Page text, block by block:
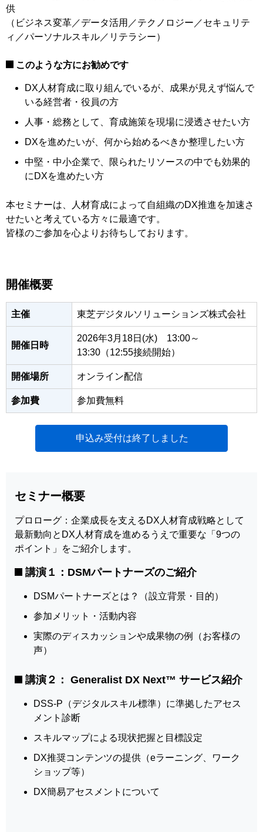
供
（ビジネス変革／データ活用／テクノロジー／セキュリテ
ィ／パーソナルスキル／リテラシー）
このような方にお勧めです
DX人材育成に取り組んでいるが、成果が見えず悩んで
いる経営者・役員の方
人事・総務として、育成施策を現場に浸透させたい方
DXを進めたいが、何から始めるべきか整理したい方
中堅・中小企業で、限られたリソースの中でも効果的
にDXを進めたい方
本セミナーは、人材育成によって自組織のDX推進を加速さ
せたいと考えている方々に最適です。
皆様のご参加を心よりお待ちしております。
開催概要
主催 東芝デジタルソリューションズ株式会社
開催日時
2026年3月18日(水) 13:00～
13:30（12:55接続開始）
開催場所 オンライン配信
参加費 参加費無料
申込み受付は終了しました
セミナー概要
プロローグ：企業成長を支えるDX人材育成戦略として
最新動向とDX人材育成を進めるうえで重要な「9つの
ポイント」をご紹介します。
講演１：DSMパートナーズのご紹介
DSMパートナーズとは？（設立背景・目的）
参加メリット・活動内容
実際のディスカッションや成果物の例（お客様の
声）
講演２： Generalist DX Next™ サービス紹介
DSS-P（デジタルスキル標準）に準拠したアセス
メント診断
スキルマップによる現状把握と目標設定
DX推奨コンテンツの提供（eラーニング、ワーク
ショップ等）
DX簡易アセスメントについて